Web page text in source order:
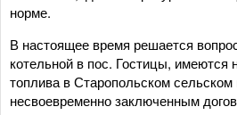
норме.
В настоящее время решается
котельной в пос. Гостицы, имеются
топлива в Старопольском сельском
несвоевременно заключенным